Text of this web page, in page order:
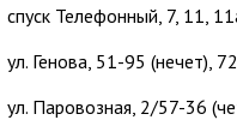
спуск Телефонный, 7, 11,
ул. Генова, 51-95 (нечет),
ул. Паровозная, 2/57-36